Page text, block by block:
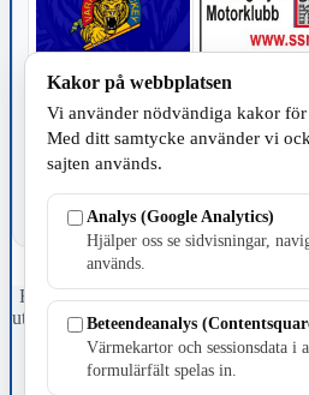
Fristående webbtidningsföretag
ut tidningen Skillingaryd.nu och 2010
april 2026 omfattar
Värnamo och
Kakor på webbplatsen
Vi använder nödvändiga kakor för
Med ditt samtycke använder vi
sajten används.
Analys (Google Analytics)
Hjälper oss se sidvisningar,
används.
Beteendeanalys
Värmekartor och sessionsdata i
formulärfält spelas in.